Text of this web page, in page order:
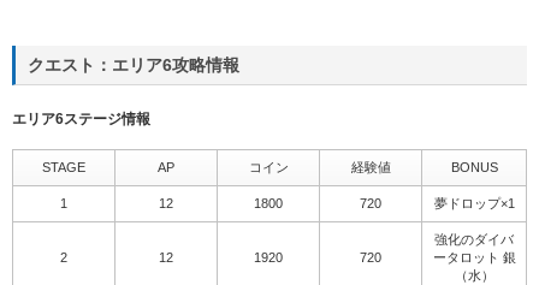
クエスト：エリア6攻略情報
エリア6ステージ情報
STAGE AP コイン 経験値 BONUS
1 12 1800 720 夢ドロップ×1
2 12 1920 720
強化のダイバ
ータロット 銀
（水）